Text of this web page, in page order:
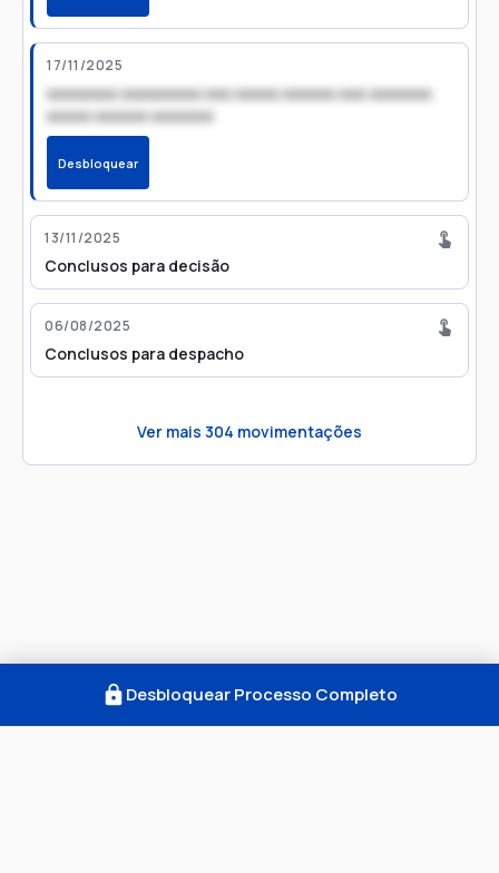
17/11/2025
xxxxxxxx xxxxxxxxx xxx xxxxx xxxxxx xxx xxxxxxx
xxxxx xxxxxx xxxxxxx
Desbloquear
13/11/2025
Conclusos para decisão
06/08/2025
Conclusos para despacho
Ver mais 304 movimentações
Desbloquear Processo Completo